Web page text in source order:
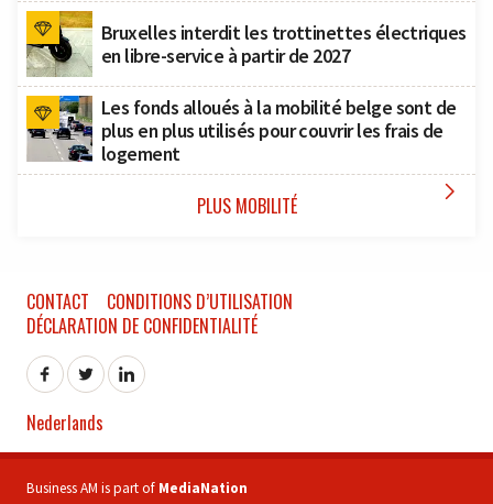
Bruxelles interdit les trottinettes électriques
en libre-service à partir de 2027
Les fonds alloués à la mobilité belge sont de
plus en plus utilisés pour couvrir les frais de
logement
PLUS MOBILITÉ 
CONTACT
CONDITIONS D’UTILISATION
DÉCLARATION DE CONFIDENTIALITÉ
Nederlands
Business AM is part of MediaNation